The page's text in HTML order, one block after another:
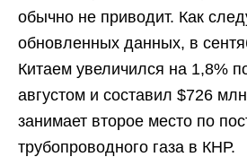
обычно не приводит. Как
обновленных данных, в
Китаем увеличился на 1,8%
августом и составил $726
занимает второе место по
трубопроводного газа в КНР.